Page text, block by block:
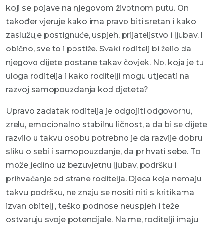
koji se pojave na njegovom životnom putu. On
također vjeruje kako ima pravo biti sretan i kako
zaslužuje postignuće, uspjeh, prijateljstvo i ljubav. I
obično, sve to i postiže. Svaki roditelj bi želio da
njegovo dijete postane takav čovjek. No, koja je tu
uloga roditelja i kako roditelji mogu utjecati na
razvoj samopouzdanja kod djeteta?
Upravo zadatak roditelja je odgojiti odgovornu,
zrelu, emocionalno stabilnu ličnost, a da bi se dijete
razvilo u takvu osobu potrebno je da razvije dobru
sliku o sebi i samopouzdanje, da prihvati sebe. To
može jedino uz bezuvjetnu ljubav, podršku i
prihvaćanje od strane roditelja. Djeca koja nemaju
takvu podršku, ne znaju se nositi niti s kritikama
izvan obitelji, teško podnose neuspjeh i teže
ostvaruju svoje potencijale. Naime, roditelji imaju